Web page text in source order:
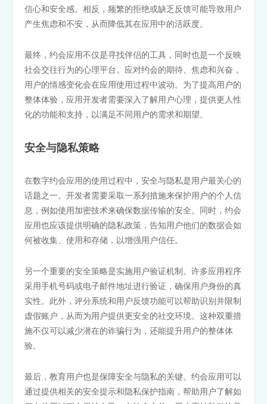
信心和安全感。相反，频繁的拒绝或缺乏反馈可能导致用户
产生焦虑和不安，从而降低其在应用中的活跃度。
最终，约会应用不仅是寻找伴侣的工具，同时也是一个反映
社会交往行为的心理平台。应对约会的期待、焦虑和兴奋，
用户的情感变化会在应用使用过程中波动。为了提高用户的
整体体验，应用开发者需要深入了解用户心理，提供更人性
化的功能和支持，以满足不同用户的需求和期望。
安全与隐私策略
在数字约会应用的使用过程中，安全与隐私是用户最关心的
话题之一。开发者需要采取一系列措施来保护用户的个人信
息，例如使用加密技术来确保数据传输的安全。同时，约会
应用也应该提供明确的隐私政策，告知用户他们的数据会如
何被收集、使用和存储，以增强用户信任。
另一个重要的安全策略是实施用户验证机制。许多应用程序
采用手机号码或电子邮件地址进行验证，确保用户身份的真
实性。此外，评分系统和用户反馈功能可以帮助识别并限制
虚假账户，从而为用户提供更安全的社交环境。这种双重措
施不仅可以减少潜在的诈骗行为，还能提升用户的整体体
验。
最后，教育用户也是保障安全与隐私的关键。约会应用可以
通过提供相关的安全提示和隐私保护指南，帮助用户了解如